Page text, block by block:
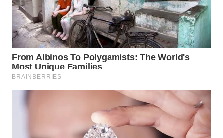
CIREBON
WN
INDRAMAYU
WN
KUNINGAN